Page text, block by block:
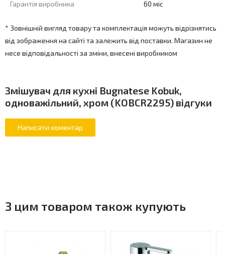
Гарантія виробника 60 міс
* Зовнішній вигляд товару та комплектація можуть відрізнятись
від зображення на сайті та залежить від поставки. Магазин не
несе відповідальності за зміни, внесені виробником
Змішувач для кухні Bugnatese Kobuk,
одноважільний, хром (KOBCR2295) відгуки
З цим товаром також купують